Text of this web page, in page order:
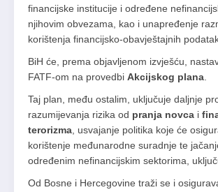
financijske institucije i određene
njihovim obvezama, kao i unapređenje
korištenja financijsko-obavještajnih
BiH će, prema objavljenom izvješću,
FATF-om na provedbi Akcijskog plana
Taj plan, među ostalim, uključuje daljnje
razumijevanja rizika od pranja novca i
terorizma , usvajanje politika koje će
korištenje međunarodne suradnje te
određenim nefinancijskim sektorima,
Od Bosne i Hercegovine traži se i